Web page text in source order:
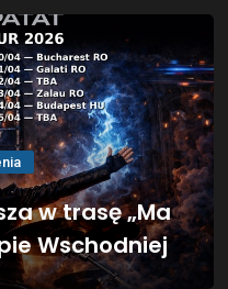
w trasę „Ma
Wschodniej